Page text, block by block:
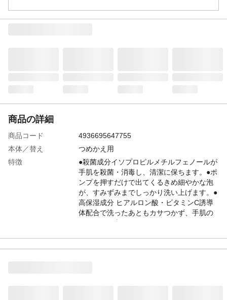
商品の詳細
商品コード
4936695647755
本体／替え
つめかえ用
特徴
●殺菌成分イソプロピルメチルフェノールが
手肌を殺菌・消毒し、清潔に保ちます。●ポ
ンプを押すだけで出てくるきめ細やかな泡
が、すみずみまでしっかり洗い上げます。●
高保湿成分 ヒアルロン酸・ビタミンC誘導
体配合で洗ったあともカサつかず、手肌の
内容量
220ml